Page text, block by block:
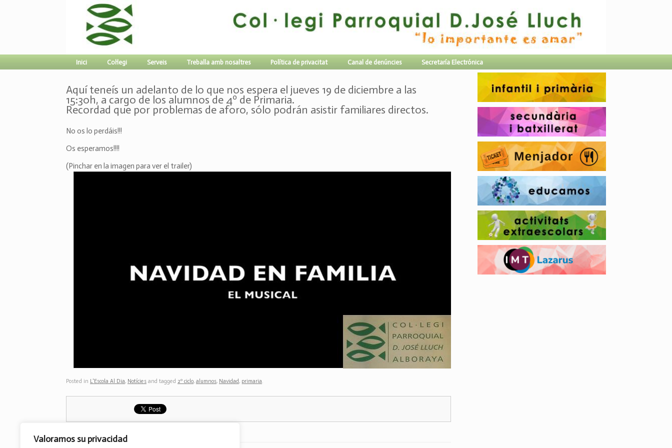
Valoramos su privacidad
Inici Col·legi Serveis Treballa amb nosaltres Política de privacitat Canal de denúncies Secretaría Electrónica
Aquí teneís un adelanto de lo que nos espera el jueves 19 de diciembre a las
15:30h, a cargo de los alumnos de 4º de Primaria.
Recordad que por problemas de aforo, sólo podrán asistir familiares directos.
No os lo perdáis!!!
Os esperamos!!!!
(Pinchar en la imagen para ver el trailer)
Posted in L'Escola Al Dia, Notícies and tagged 2º ciclo, alumnos, Navidad, primaria